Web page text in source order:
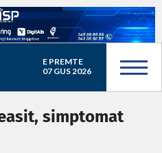
E PREMTE
07 GUS 2026
simptomat